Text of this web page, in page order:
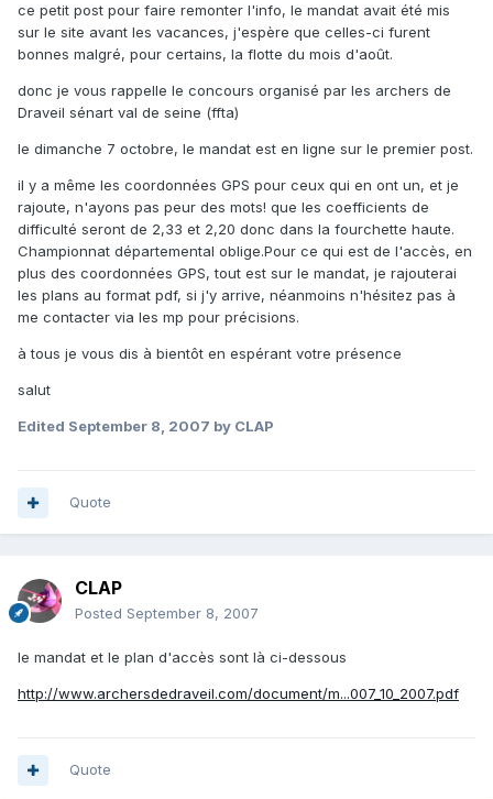
ce petit post pour faire remonter l'info, le mandat avait été mis
sur le site avant les vacances, j'espère que celles-ci furent
bonnes malgré, pour certains, la flotte du mois d'août.
donc je vous rappelle le concours organisé par les archers de
Draveil sénart val de seine (ffta)
le dimanche 7 octobre, le mandat est en ligne sur le premier post.
il y a même les coordonnées GPS pour ceux qui en ont un, et je
rajoute, n'ayons pas peur des mots! que les coefficients de
difficulté seront de 2,33 et 2,20 donc dans la fourchette haute.
Championnat départemental oblige.Pour ce qui est de l'accès, en
plus des coordonnées GPS, tout est sur le mandat, je rajouterai
les plans au format pdf, si j'y arrive, néanmoins n'hésitez pas à
me contacter via les mp pour précisions.
à tous je vous dis à bientôt en espérant votre présence
salut
Edited September 8, 2007 by CLAP
Quote
CLAP
Posted September 8, 2007
le mandat et le plan d'accès sont là ci-dessous
http://www.archersdedraveil.com/document/m...007_10_2007.pdf
Quote